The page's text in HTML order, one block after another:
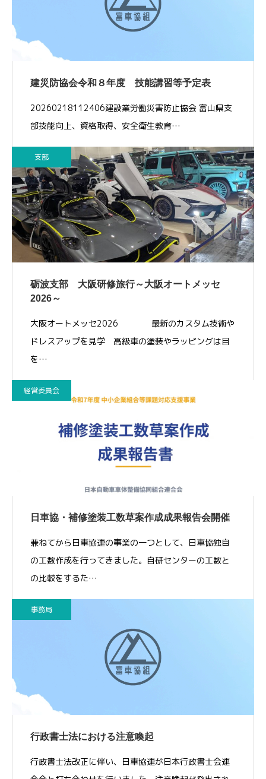
建災防協会令和８年度 技能講習等予定表
20260218112406建設業労働災害防止協会 富山県支
部技能向上、資格取得、安全衛生教育…
支部
砺波支部 大阪研修旅行～大阪オートメッセ
2026～
大阪オートメッセ2026 最新のカスタム技術や
ドレスアップを見学 高級車の塗装やラッピングは目
を…
経営委員会
日車協・補修塗装工数草案作成成果報告会開催
兼ねてから日車協連の事業の一つとして、日車協独自
の工数作成を行ってきました。自研センターの工数と
の比較をするた…
事務局
行政書士法における注意喚起
行政書士法改正に伴い、日車協連が日本行政書士会連